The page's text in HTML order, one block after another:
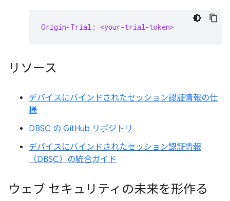
Origin-Trial: <your-trial-token>
リソース
デバイスにバインドされたセッション認証情報の仕
様
DBSC の GitHub リポジトリ
デバイスにバインドされたセッション認証情報
（DBSC）の統合ガイド
ウェブ セキュリティの未来を形作る